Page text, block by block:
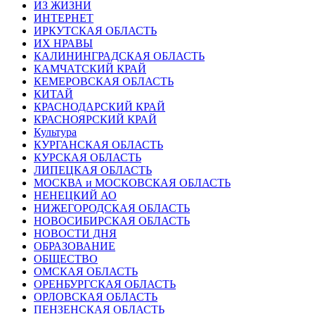
ИЗ ЖИЗНИ
ИНТЕРНЕТ
ИРКУТСКАЯ ОБЛАСТЬ
ИХ НРАВЫ
КАЛИНИНГРАДCКАЯ ОБЛАСТЬ
КАМЧАТСКИЙ КРАЙ
КЕМЕРОВСКАЯ ОБЛАСТЬ
КИТАЙ
КРАСНОДАРСКИЙ КРАЙ
КРАСНОЯРСКИЙ КРАЙ
Культура
КУРГАНСКАЯ ОБЛАСТЬ
КУРСКАЯ ОБЛАСТЬ
ЛИПЕЦКАЯ ОБЛАСТЬ
МОСКВА и МОСКОВСКАЯ ОБЛАСТЬ
НЕНЕЦКИЙ АО
НИЖЕГОРОДСКАЯ ОБЛАСТЬ
НОВОСИБИРСКАЯ ОБЛАСТЬ
НОВОСТИ ДНЯ
ОБРАЗОВАНИЕ
ОБЩЕСТВО
ОМСКАЯ ОБЛАСТЬ
ОРЕНБУРГСКАЯ ОБЛАСТЬ
ОРЛОВСКАЯ ОБЛАСТЬ
ПЕНЗЕНСКАЯ ОБЛАСТЬ